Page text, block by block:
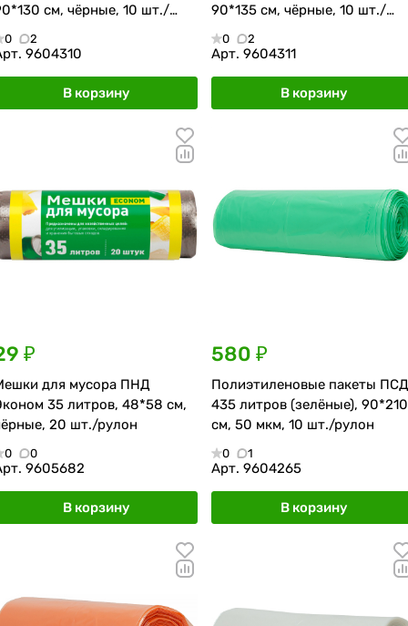
см, чёрные, 10 шт./
0 2
9604310
В корзину
90*135 см, чёрные, 10 шт./
рулон
0 2
Арт. 9604311
В корзину
₽
для мусора ПНД
35 литров, 48*58 см,
20 шт./рулон
0 0
9605682
В корзину
580 ₽
Полиэтиленовые пакеты ПСД
435 литров (зелёные), 90*210
см, 50 мкм, 10 шт./рулон
0 1
Арт. 9604265
В корзину